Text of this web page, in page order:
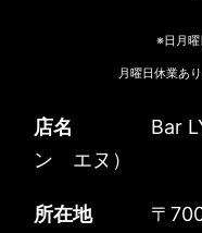
※日月曜
月曜日休業あ
店名 Bar
ン エヌ）
所在地 〒